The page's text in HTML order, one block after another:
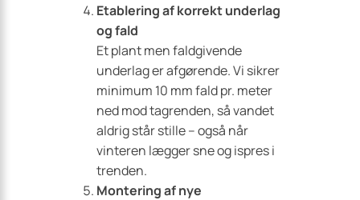
Etablering af korrekt underlag
og fald
Et plant men faldgivende
underlag er afgørende. Vi sikrer
minimum 10 mm fald pr. meter
ned mod tagrenden, så vandet
aldrig står stille – også når
vinteren lægger sne og ispres i
trenden.
Montering af nye